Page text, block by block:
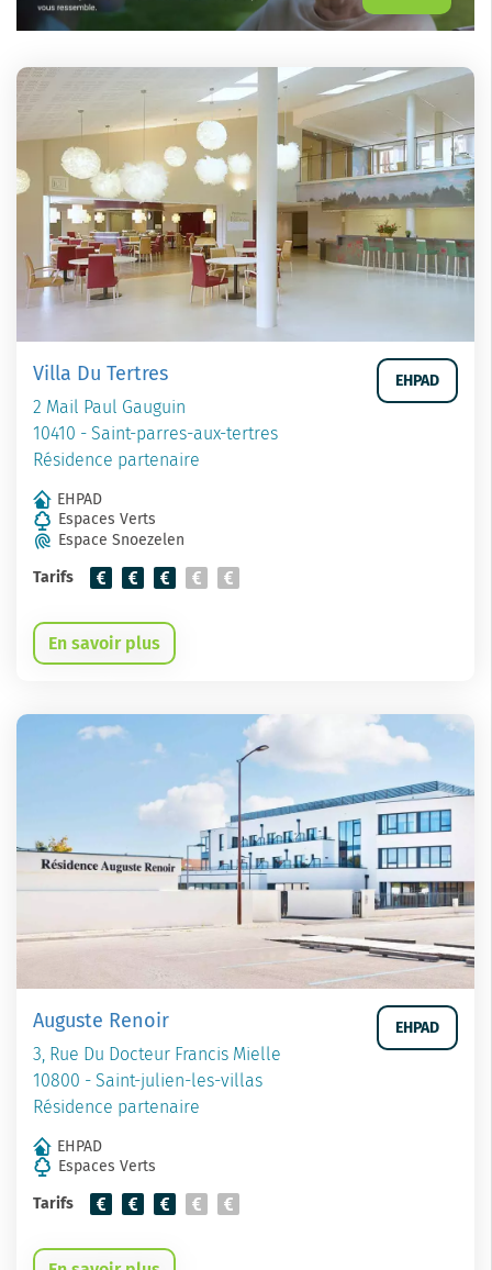
Villa Du Tertres
2 Mail Paul Gauguin
10410 - Saint-parres-aux-tertres
Résidence partenaire
EHPAD
EHPAD
Espaces Verts
Espace Snoezelen
Tarifs
En savoir plus
Auguste Renoir
3, Rue Du Docteur Francis Mielle
10800 - Saint-julien-les-villas
Résidence partenaire
EHPAD
EHPAD
Espaces Verts
Tarifs